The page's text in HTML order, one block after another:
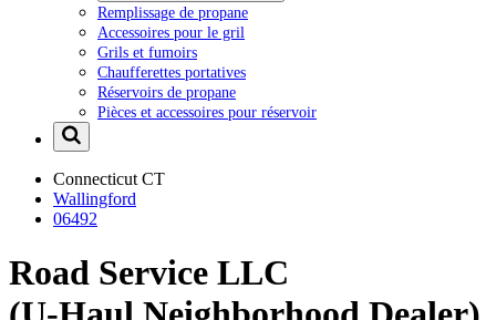
Remplissage de propane
Accessoires pour le gril
Grils et fumoirs
Chaufferettes portatives
Réservoirs de propane
Pièces et accessoires pour réservoir
Connecticut CT
Wallingford
06492
Road Service LLC